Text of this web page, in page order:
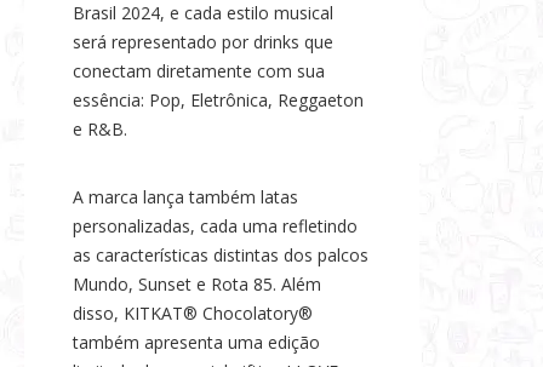
Brasil 2024, e cada estilo musical
será representado por drinks que
conectam diretamente com sua
essência: Pop, Eletrônica, Reggaeton
e R&B.
A marca lança também latas
personalizadas, cada uma refletindo
as características distintas dos palcos
Mundo, Sunset e Rota 85. Além
disso, KITKAT® Chocolatory®
também apresenta uma edição